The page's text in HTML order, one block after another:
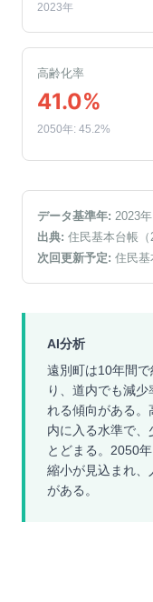
2023年
高齢化率
41.0%
2050年: 45.2%
データ基準年: 2023年
出典: 住民基本台帳（
次回更新予定: 住民基
AI分析
遠別町は10年間
り、道内でも減
れる傾向がある。
内に入る水準で
とどまる。2050
縮小が見込まれ、
がある。